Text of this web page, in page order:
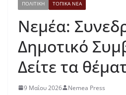
ΠΟΛΙΤΙΚΗ ΤΟΠΙΚΑ ΝΕΑ
Νεμέα:
Δημοτικό
Δείτε τα
9 Μαΐου 2026 Nemea Press